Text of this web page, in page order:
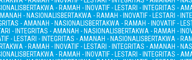
BERTAKWA - RAMAH - INOVATIF - LESTARI - INTEGRITAS -
- NASIONALISBERTAKWA - RAMAH - INOVATIF - LESTARI -
- AMANAH - NASIONALISBERTAKWA - RAMAH - INOVATIF -
- INTEGRITAS - AMANAH - NASIONALISBERTAKWA - RAMAH -
- LESTARI - INTEGRITAS - AMANAH - NASIONALISBERTAKWA -
- RAMAH - INOVATIF - LESTARI - INTEGRITAS - AMANAH -
BERTAKWA - RAMAH - INOVATIF - LESTARI - INTEGRITAS -